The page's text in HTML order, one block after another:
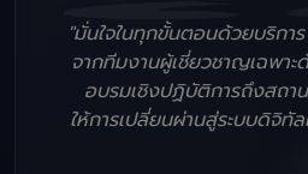
"มั่นใจในทุกขั้นตอนด้วยบริก
จากทีมงานผู้เชี่ยวชาญเฉพา
อบรมเชิงปฏิบัติการถึงสถา
ให้การเปลี่ยนผ่านสู่ระบบดิจิทั